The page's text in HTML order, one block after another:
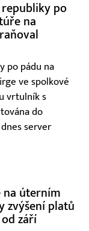
republiky po
na
po pádu na
ve spolkové
vrtulník s
do
server
na úterním
zvýšení platů
září